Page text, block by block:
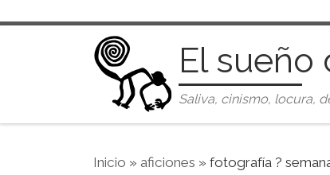
Saltar al contenido
El
Saliva, cinismo, locura,
Inicio » aficiones » fotografía ?